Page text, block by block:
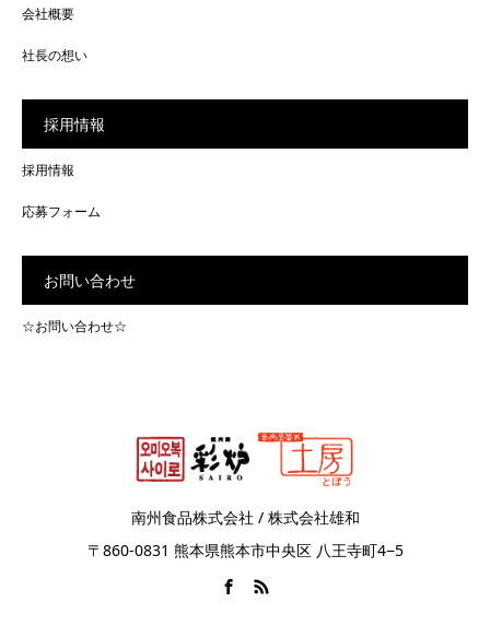
会社概要
社長の想い
採用情報
採用情報
応募フォーム
お問い合わせ
☆お問い合わせ☆
南州食品株式会社 / 株式会社雄和
〒860-0831 熊本県熊本市中央区 八王寺町4−5